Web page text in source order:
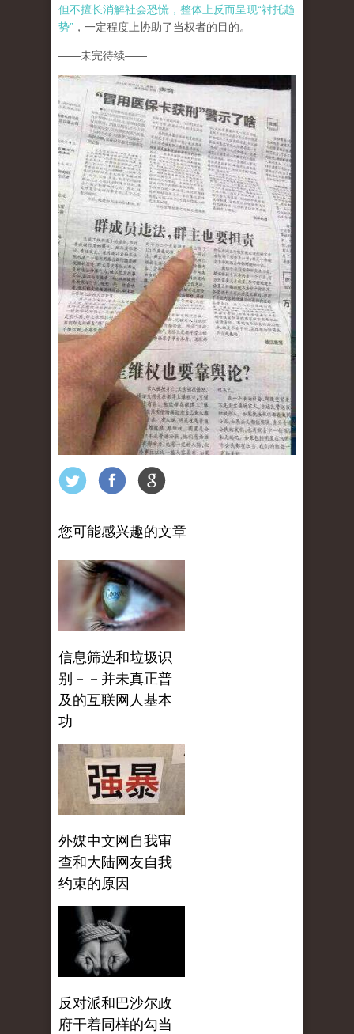
但不擅长消解社会恐慌，整体上反而呈现“衬托趋
势” ，一定程度上协助了当权者的目的。
——未完待续——
您可能感兴趣的文章
信息筛选和垃圾识
别－－并未真正普
及的互联网人基本
功
外媒中文网自我审
查和大陆网友自我
约束的原因
反对派和巴沙尔政
府干着同样的勾当